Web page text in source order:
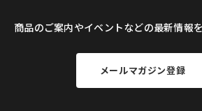
商品のご案内やイベントなどの最新情報
メールマガジン登録